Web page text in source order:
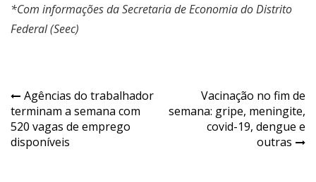
*Com informações da Secretaria de Economia do Distrito
Federal (Seec)
Navegação
de
Post
Agências do trabalhador
terminam a semana com
520 vagas de emprego
disponíveis
Vacinação no fim de
semana: gripe, meningite,
covid-19, dengue e
outras